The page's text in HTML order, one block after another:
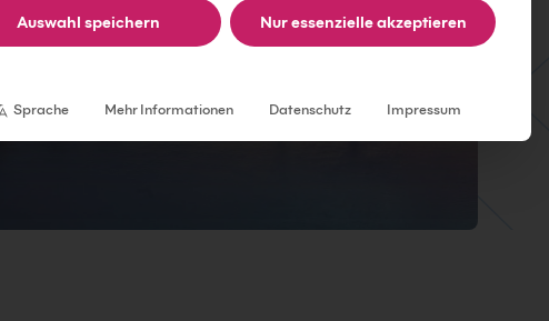
Auswahl speichern Nur essenzielle akzeptieren
Sprache Mehr Informationen Datenschutz Impressum